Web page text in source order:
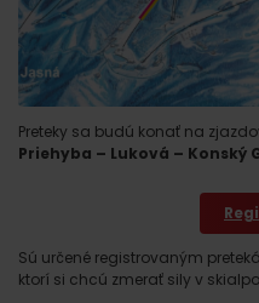
Preteky sa budú konať na
Priehyba – Luková – Konský
Sú určené registrovaným
ktorí si chcú zmerať sily v